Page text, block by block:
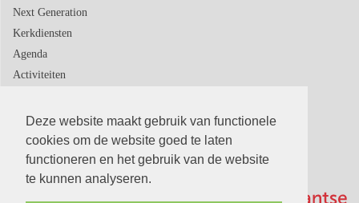
Deze website maakt gebruik van functionele
cookies om de website goed te laten
functioneren en het gebruik van de website
te kunnen analyseren.
Next Generation
Kerkdiensten
Agenda
Activiteiten